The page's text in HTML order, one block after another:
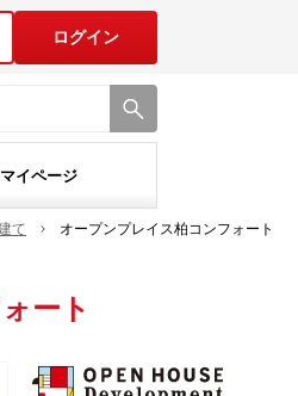
ログイン
マイページ
て オープンプレイス柏コンフォート
ート